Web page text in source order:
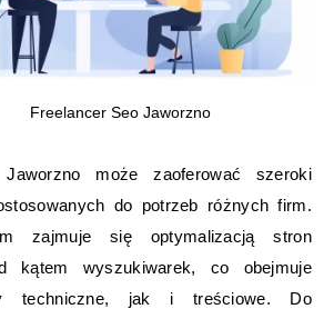
Freelancer Seo Jaworzno
może zaoferować szeroki
do potrzeb różnych firm.
zajmuje się optymalizacją stron
kątem wyszukiwarek, co obejmuje
techniczne, jak i treściowe. Do